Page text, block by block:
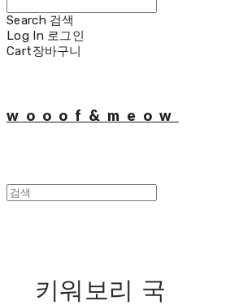
Search 검색
Log In 로그인
Cart장바구니
wooof&meow
키워보리 국